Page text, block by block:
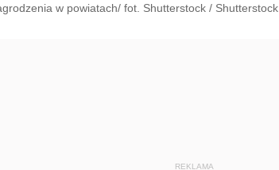
w powiatach/ fot. Shutterstock / Shutterstock